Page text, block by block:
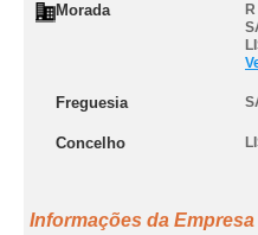
Morada
Freguesia
Concelho
Informações da Empresa